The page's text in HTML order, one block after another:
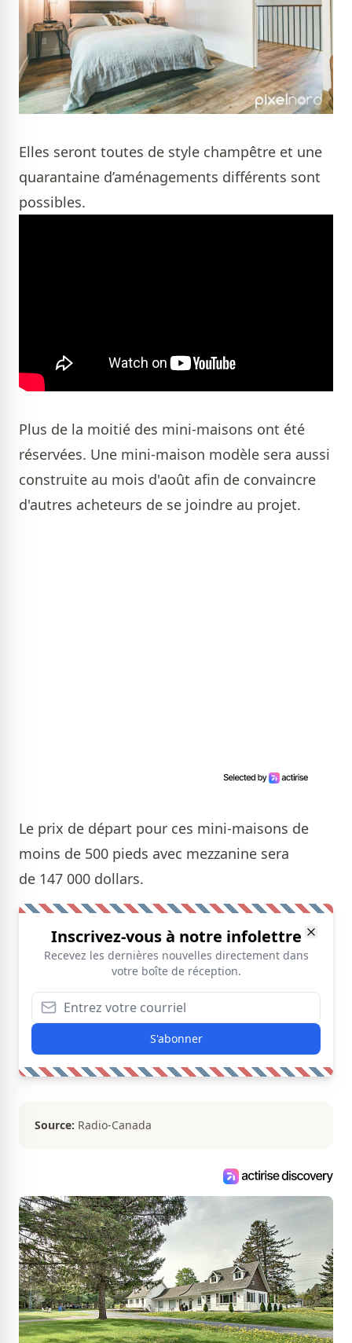
Elles seront toutes de style champêtre et une
quarantaine d’aménagements différents sont
possibles.
Plus de la moitié des mini-maisons ont été
réservées. Une mini-maison modèle sera aussi
construite au mois d'août afin de convaincre
d'autres acheteurs de se joindre au projet.
Le prix de départ pour ces mini-maisons de
moins de 500 pieds avec mezzanine sera
de 147 000 dollars.
Inscrivez-vous à notre infolettre
Recevez les dernières nouvelles directement dans
votre boîte de réception.
S'abonner
Source: Radio-Canada